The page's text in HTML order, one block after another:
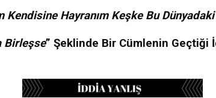
Kendisine Hayranım Keşke Bu
Birleşse” Şeklinde Bir Cümlenin Geçtiği